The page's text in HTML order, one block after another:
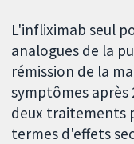
L'infliximab seul
analogues de la
rémission de la
symptômes après
deux traitements
termes d'effets